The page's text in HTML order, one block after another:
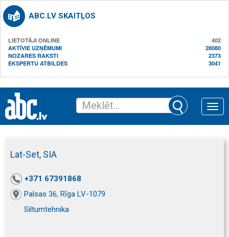
ABC.LV SKAITĻOS
LIETOTĀJI ONLINE
402
AKTĪVIE UZŅĒMUMI
28080
NOZARES RAKSTI
2373
EKSPERTU ATBILDES
3041
Toggle
Lat-Set, SIA
+371 67391868
Palsas 36, Rīga LV-1079
Siltumtehnika